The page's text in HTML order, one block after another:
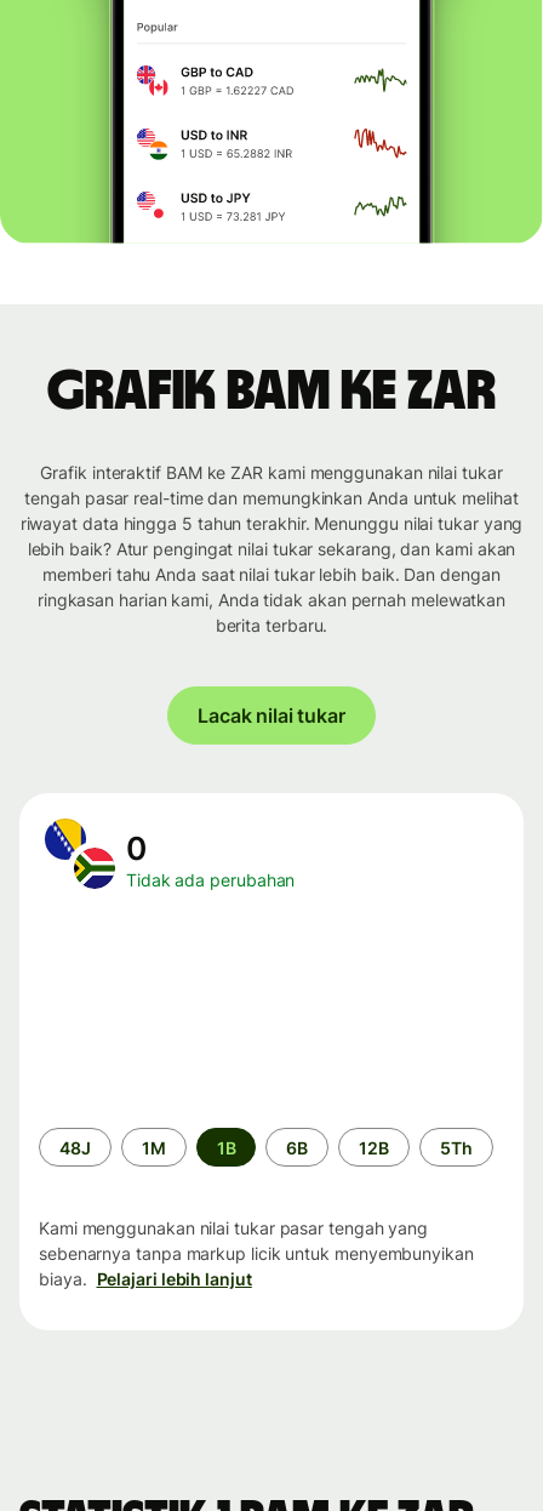
Grafik BAM ke ZAR
Grafik interaktif BAM ke ZAR kami menggunakan nilai tukar
tengah pasar real-time dan memungkinkan Anda untuk melihat
riwayat data hingga 5 tahun terakhir. Menunggu nilai tukar yang
lebih baik? Atur pengingat nilai tukar sekarang, dan kami akan
memberi tahu Anda saat nilai tukar lebih baik. Dan dengan
ringkasan harian kami, Anda tidak akan pernah melewatkan
berita terbaru.
Lacak nilai tukar
0
Tidak ada perubahan
Periode
waktu
48J 1M 1B 6B 12B 5Th
Kami menggunakan nilai tukar pasar tengah yang
sebenarnya tanpa markup licik untuk menyembunyikan
biaya. Pelajari lebih lanjut